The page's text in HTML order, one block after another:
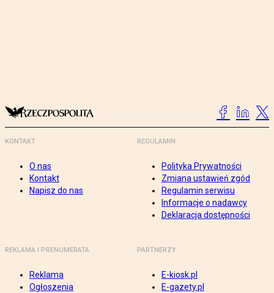
KONTAKT
O nas
Kontakt
Napisz do nas
REGULAMIN
Polityka Prywatności
Zmiana ustawień zgód
Regulamin serwisu
Informacje o nadawcy
Deklaracja dostępności
REKLAMA I PRENUMERATA
Reklama
Ogłoszenia
PARTNERZY
E-kiosk.pl
E-gazety.pl